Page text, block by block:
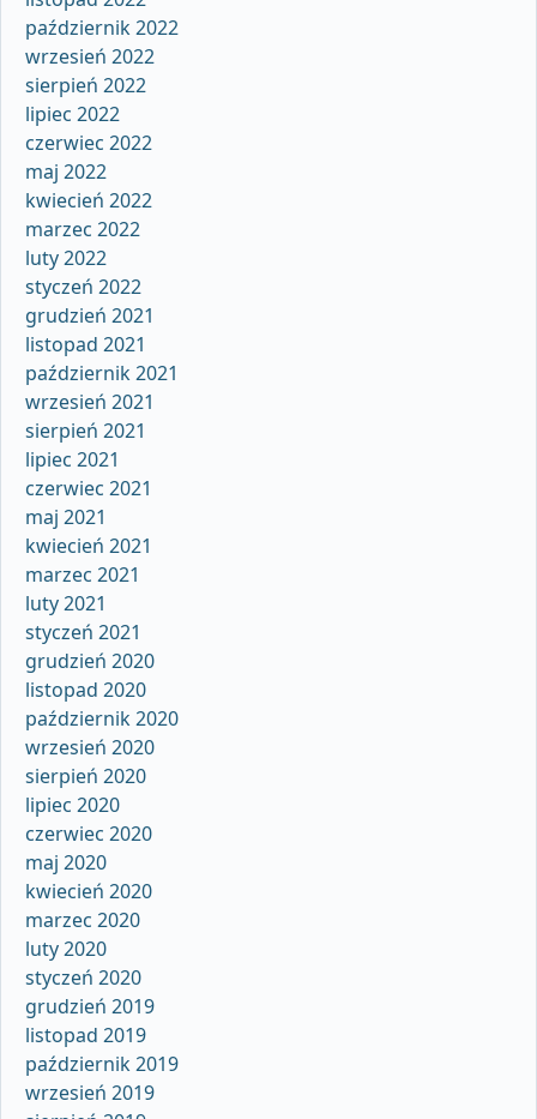
październik 2022
wrzesień 2022
sierpień 2022
lipiec 2022
czerwiec 2022
maj 2022
kwiecień 2022
marzec 2022
luty 2022
styczeń 2022
grudzień 2021
listopad 2021
październik 2021
wrzesień 2021
sierpień 2021
lipiec 2021
czerwiec 2021
maj 2021
kwiecień 2021
marzec 2021
luty 2021
styczeń 2021
grudzień 2020
listopad 2020
październik 2020
wrzesień 2020
sierpień 2020
lipiec 2020
czerwiec 2020
maj 2020
kwiecień 2020
marzec 2020
luty 2020
styczeń 2020
grudzień 2019
listopad 2019
październik 2019
wrzesień 2019